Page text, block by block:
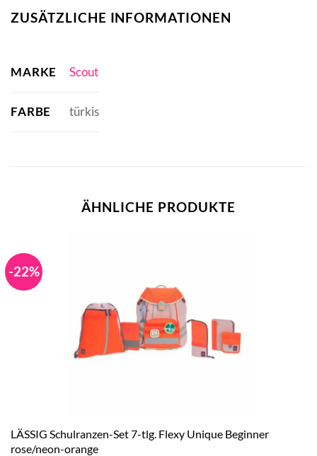
ZUSÄTZLICHE INFORMATIONEN
MARKE Scout
FARBE türkis
ÄHNLICHE PRODUKTE
-22%
LÄSSIG Schulranzen-Set 7-tlg. Flexy Unique Beginner
rose/neon-orange